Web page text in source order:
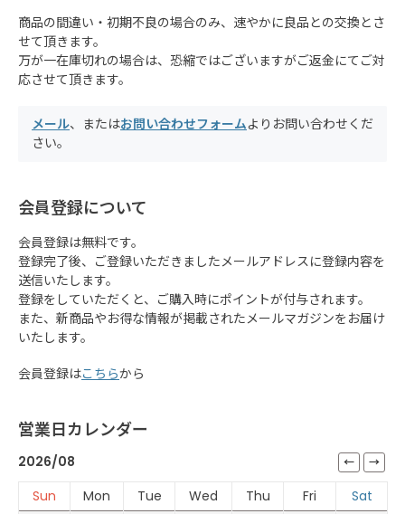
商品の間違い・初期不良の場合のみ、速やかに良品との交換とさ
せて頂きます。
万が一在庫切れの場合は、恐縮ではございますがご返金にてご対
応させて頂きます。
メール、またはお問い合わせフォームよりお問い合わせくだ
さい。
会員登録について
会員登録は無料です。
登録完了後、ご登録いただきましたメールアドレスに登録内容を
送信いたします。
登録をしていただくと、ご購入時にポイントが付与されます。
また、新商品やお得な情報が掲載されたメールマガジンをお届け
いたします。
会員登録はこちらから
営業日カレンダー
2026/08
Sun
Mon Tue Wed Thu Fri Sat